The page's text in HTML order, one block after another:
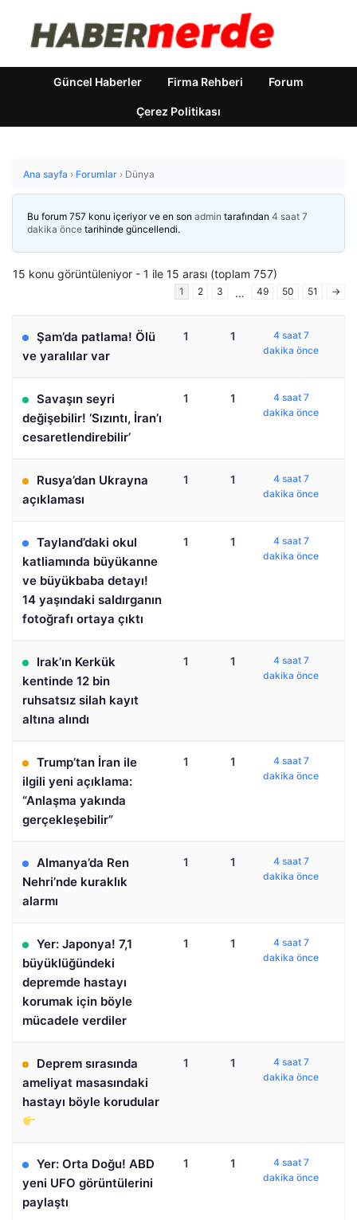
Güncel Haberler Firma Rehberi Forum
Çerez Politikası
Ana sayfa › Forumlar › Dünya
Bu forum 757 konu içeriyor ve en son admin tarafından 4 saat 7
dakika önce tarihinde güncellendi.
15 konu görüntüleniyor - 1 ile 15 arası (toplam 757)
1 2 3 … 49 50 51 →
Şam’da patlama! Ölü
ve yaralılar var
1 1
4 saat 7
dakika önce
Savaşın seyri
değişebilir! ‘Sızıntı, İran’ı
cesaretlendirebilir’
1 1
4 saat 7
dakika önce
Rusya’dan Ukrayna
açıklaması
1 1
4 saat 7
dakika önce
Tayland’daki okul
katliamında büyükanne
ve büyükbaba detayı!
14 yaşındaki saldırganın
fotoğrafı ortaya çıktı
1 1
4 saat 7
dakika önce
Irak’ın Kerkük
kentinde 12 bin
ruhsatsız silah kayıt
altına alındı
1 1
4 saat 7
dakika önce
Trump’tan İran ile
ilgili yeni açıklama:
“Anlaşma yakında
gerçekleşebilir”
1 1
4 saat 7
dakika önce
Almanya’da Ren
Nehri’nde kuraklık
alarmı
1 1
4 saat 7
dakika önce
Yer: Japonya! 7,1
büyüklüğündeki
depremde hastayı
korumak için böyle
mücadele verdiler
1 1
4 saat 7
dakika önce
Deprem sırasında
ameliyat masasındaki
hastayı böyle korudular
1 1
4 saat 7
dakika önce
Yer: Orta Doğu! ABD
yeni UFO görüntülerini
paylaştı
1 1
4 saat 7
dakika önce